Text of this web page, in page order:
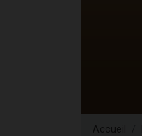
Accueil